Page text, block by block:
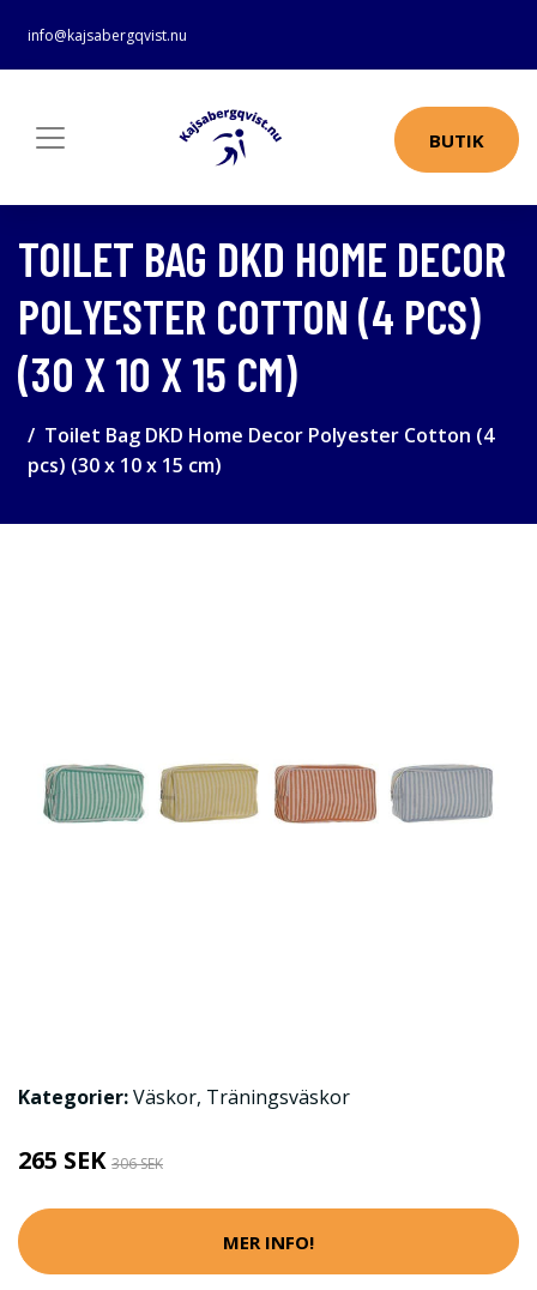
info@kajsabergqvist.nu
BUTIK
TOILET BAG DKD HOME DECOR
POLYESTER COTTON (4 PCS)
(30 X 10 X 15 CM)
Toilet Bag DKD Home Decor Polyester Cotton (4
pcs) (30 x 10 x 15 cm)
Kategorier:Väskor, Träningsväskor
265 SEK 306 SEK
MER INFO!